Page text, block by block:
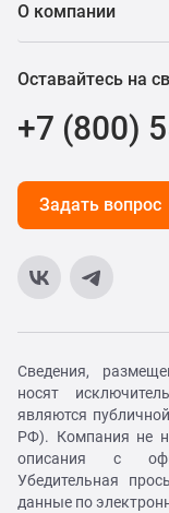
О компании
Оставайтесь на
+7 (800)
Задать вопрос
Сведения,
носят
являются
РФ). Компания не
описания с
Убедительная
данные по